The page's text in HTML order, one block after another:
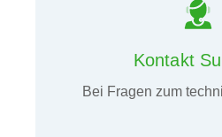
Kontakt
Bei Fragen zum